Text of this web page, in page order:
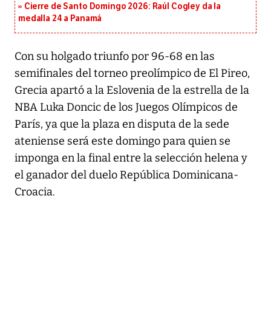
Cierre de Santo Domingo 2026: Raúl Cogley da la
medalla 24 a Panamá
Con su holgado triunfo por 96-68 en las
semifinales del torneo preolímpico de El Pireo,
Grecia apartó a la Eslovenia de la estrella de la
NBA Luka Doncic de los Juegos Olímpicos de
París, ya que la plaza en disputa de la sede
ateniense será este domingo para quien se
imponga en la final entre la selección helena y
el ganador del duelo República Dominicana-
Croacia.